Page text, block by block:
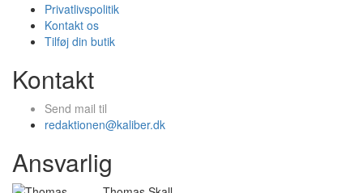
Privatlivspolitik
Kontakt os
Tilføj din butik
Kontakt
Send mail til
redaktionen@kaliber.dk
Ansvarlig